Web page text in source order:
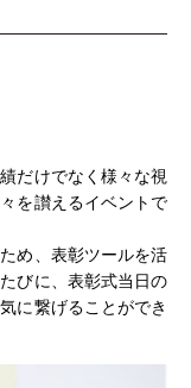
だけでなく様々な視
を讃えるイベントで
め、表彰ツールを活
びに、表彰式当日の
に繋げることができ